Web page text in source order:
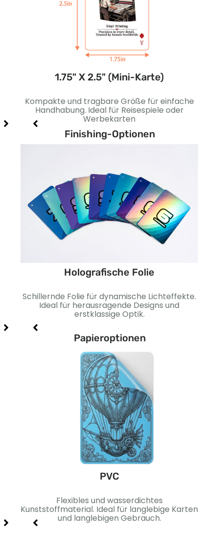
1.75" X 2.5" (Mini-Karte)
Kompakte und tragbare Größe für einfache
Handhabung. Ideal für Reisespiele oder
Werbekarten
Finishing-Optionen
Holografische Folie
Schillernde Folie für dynamische Lichteffekte.
Ideal für herausragende Designs und
erstklassige Optik.
Papieroptionen
PVC
Flexibles und wasserdichtes
Kunststoffmaterial. Ideal für langlebige Karten
und langlebigen Gebrauch.